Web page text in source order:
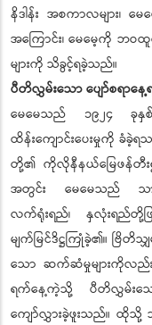
နိဒါန်း အစကာလများ၊ မ
အကြောင်း၊ မေမေ့ကို ဘဝထူ
များကို သိခွင့်ရခဲ့သည်။
ပီတိလွှမ်းသော ပျော်စရာနေ့
မေမေသည် ၁၉၂၄ ခု
ထိန်းကျောင်းပေးမှုကို ခံခဲ့
တို့၏ ကိုလိုနီနယ်မြေဖန်တီး
အတွင်း မေမေသည် သားင
လက်ရုံးရည်၊ နှလုံးရည်တို့
မျက်မြင်ဒိဋ္ဌကြုံခဲ့၏။ ဗြိတိ
သော ဆက်ဆံမှုများကိုလည်
ရက်နေ့ကဲ့သို့ ပီတိလွှမ်းသော
ကျော်လွှားခဲ့ဖူးသည်။ ထိုသို့